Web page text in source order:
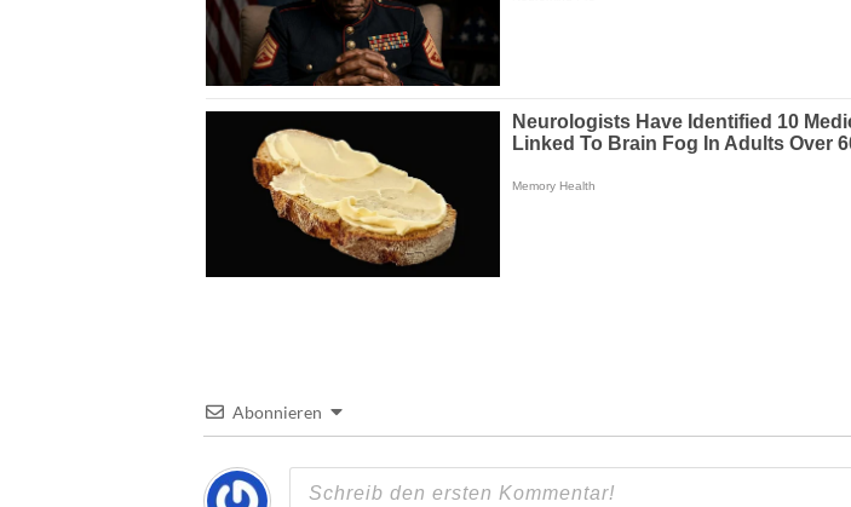
Abonnieren